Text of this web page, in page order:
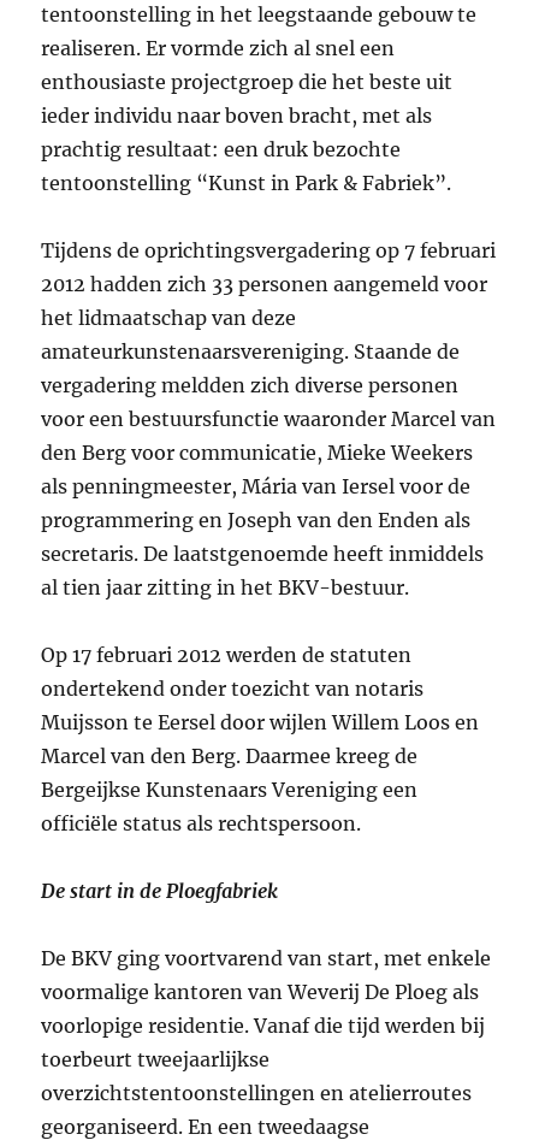
tentoonstelling in het leegstaande gebouw te
realiseren. Er vormde zich al snel een
enthousiaste projectgroep die het beste uit
ieder individu naar boven bracht, met als
prachtig resultaat: een druk bezochte
tentoonstelling “Kunst in Park & Fabriek”.
Tijdens de oprichtingsvergadering op 7 februari
2012 hadden zich 33 personen aangemeld voor
het lidmaatschap van deze
amateurkunstenaarsvereniging. Staande de
vergadering meldden zich diverse personen
voor een bestuursfunctie waaronder Marcel van
den Berg voor communicatie, Mieke Weekers
als penningmeester, Mária van Iersel voor de
programmering en Joseph van den Enden als
secretaris. De laatstgenoemde heeft inmiddels
al tien jaar zitting in het BKV-bestuur.
Op 17 februari 2012 werden de statuten
ondertekend onder toezicht van notaris
Muijsson te Eersel door wijlen Willem Loos en
Marcel van den Berg. Daarmee kreeg de
Bergeijkse Kunstenaars Vereniging een
officiële status als rechtspersoon.
De start in de Ploegfabriek
De BKV ging voortvarend van start, met enkele
voormalige kantoren van Weverij De Ploeg als
voorlopige residentie. Vanaf die tijd werden bij
toerbeurt tweejaarlijkse
overzichtstentoonstellingen en atelierroutes
georganiseerd. En een tweedaagse